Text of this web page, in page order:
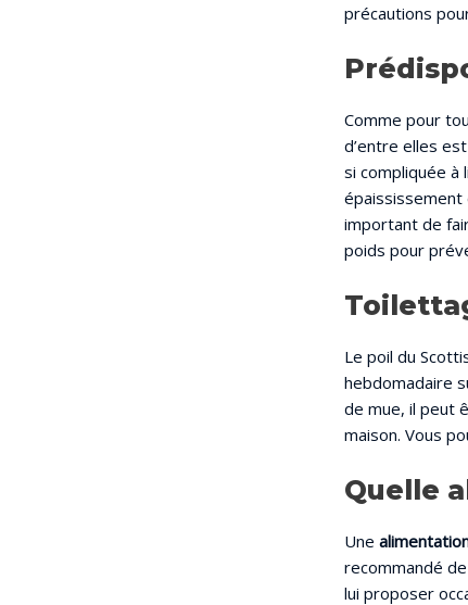
précautions
Comme pour
d’entre elles
si compliquée à
épaississement
important de
poids pour
Le poil du
hebdomadaire
de mue, il peut
maison. Vous
Quelle
Une
recommandé
lui proposer